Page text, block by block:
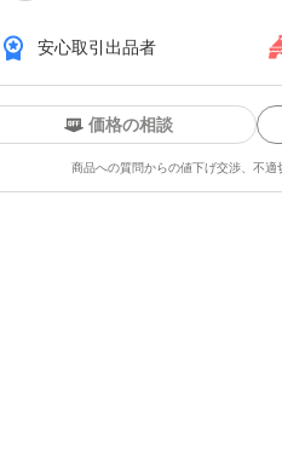
安心取引出品者
付与しています
価格の相談
商品への質問からの値下げ交渉、不